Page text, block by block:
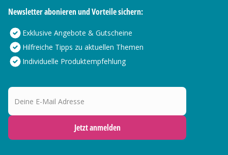
Newsletter abonieren und Vorteile sichern:
Exklusive Angebote & Gutscheine
Hilfreiche Tipps zu aktuellen Themen
Individuelle Produktempfehlung
Deine E-Mail Adresse
Jetzt anmelden